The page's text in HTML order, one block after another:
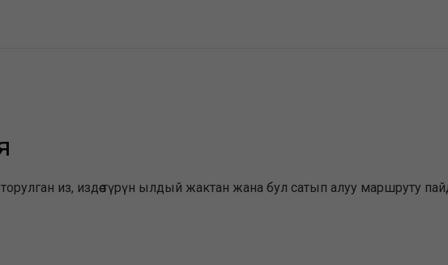
из, издөө түрүн ылдый жактан жана бул сатып алуу маршруту